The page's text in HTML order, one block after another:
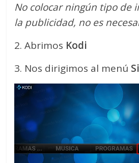
No colocar ningún tipo de
la publicidad, no es
2. Abrimos Kodi
3. Nos dirigimos al menú